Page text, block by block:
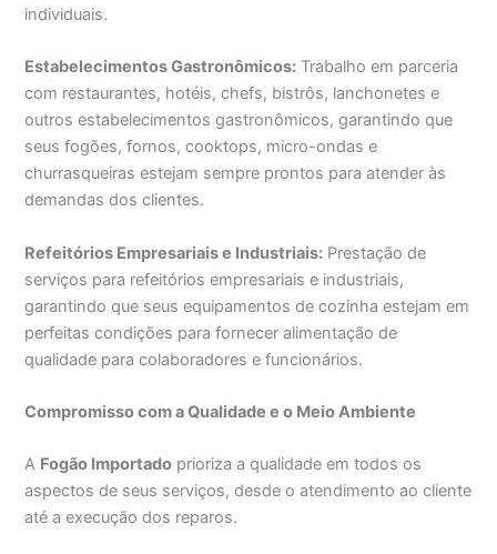
individuais.
Estabelecimentos Gastronômicos: Trabalho em parceria
com restaurantes, hotéis, chefs, bistrôs, lanchonetes e
outros estabelecimentos gastronômicos, garantindo que
seus fogões, fornos, cooktops, micro-ondas e
churrasqueiras estejam sempre prontos para atender às
demandas dos clientes.
Refeitórios Empresariais e Industriais: Prestação de
serviços para refeitórios empresariais e industriais,
garantindo que seus equipamentos de cozinha estejam em
perfeitas condições para fornecer alimentação de
qualidade para colaboradores e funcionários.
Compromisso com a Qualidade e o Meio Ambiente
A Fogão Importado prioriza a qualidade em todos os
aspectos de seus serviços, desde o atendimento ao cliente
até a execução dos reparos.